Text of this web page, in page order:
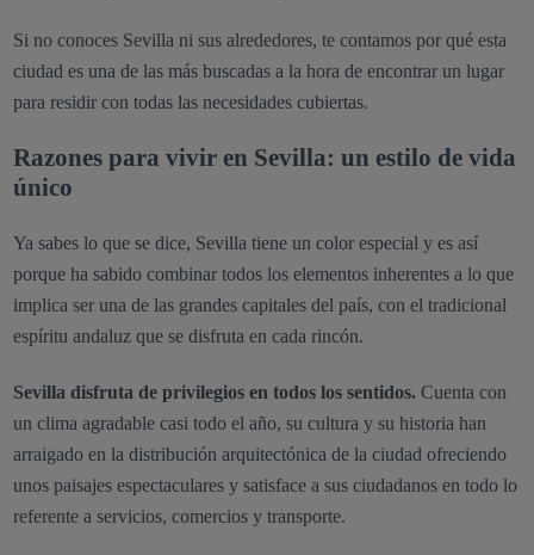
Si no conoces Sevilla ni sus alrededores, te contamos por qué esta
ciudad es una de las más buscadas a la hora de encontrar un lugar
para residir con todas las necesidades cubiertas.
Razones para vivir en Sevilla: un estilo de vida
único
Ya sabes lo que se dice, Sevilla tiene un color especial y es así
porque ha sabido combinar todos los elementos inherentes a lo que
implica ser una de las grandes capitales del país, con el tradicional
espíritu andaluz que se disfruta en cada rincón.
Sevilla disfruta de privilegios en todos los sentidos. Cuenta con
un clima agradable casi todo el año, su cultura y su historia han
arraigado en la distribución arquitectónica de la ciudad ofreciendo
unos paisajes espectaculares y satisface a sus ciudadanos en todo lo
referente a servicios, comercios y transporte.